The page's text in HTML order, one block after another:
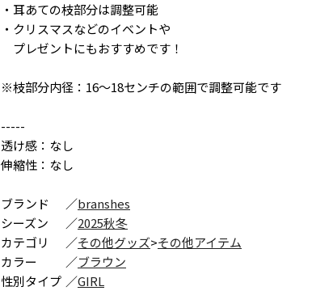
・耳あての枝部分は調整可能
・クリスマスなどのイベントや
プレゼントにもおすすめです！
※枝部分内径：16～18センチの範囲で調整可能です
-----
透け感：なし
伸縮性：なし
ブランド ／branshes
シーズン
／2025秋冬
カテゴリ
／その他グッズ>その他アイテム
カラー
／ブラウン
性別タイプ ／GIRL